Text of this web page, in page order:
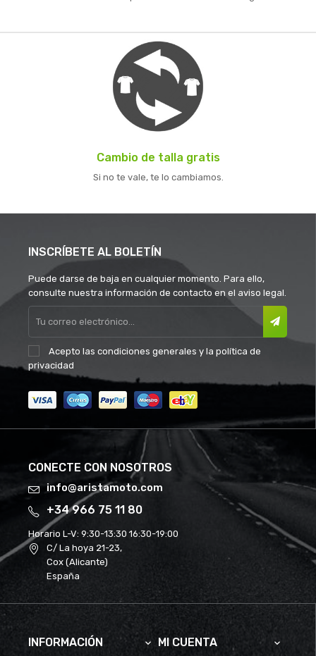
Cambio de talla gratis
Si no te vale, te lo cambiamos.
INSCRÍBETE AL BOLETÍN
Puede darse de baja en cualquier momento. Para ello,
consulte nuestra información de contacto en el aviso legal.
Acepto las condiciones generales y la política de
privacidad
CONECTE CON NOSOTROS
info@aristamoto.com
+34 966 75 11 80
Horario L-V: 9:30-13:30 16:30-19:00
C/ La hoya 21-23,
Cox (Alicante)
España
INFORMACIÓN  MI CUENTA 